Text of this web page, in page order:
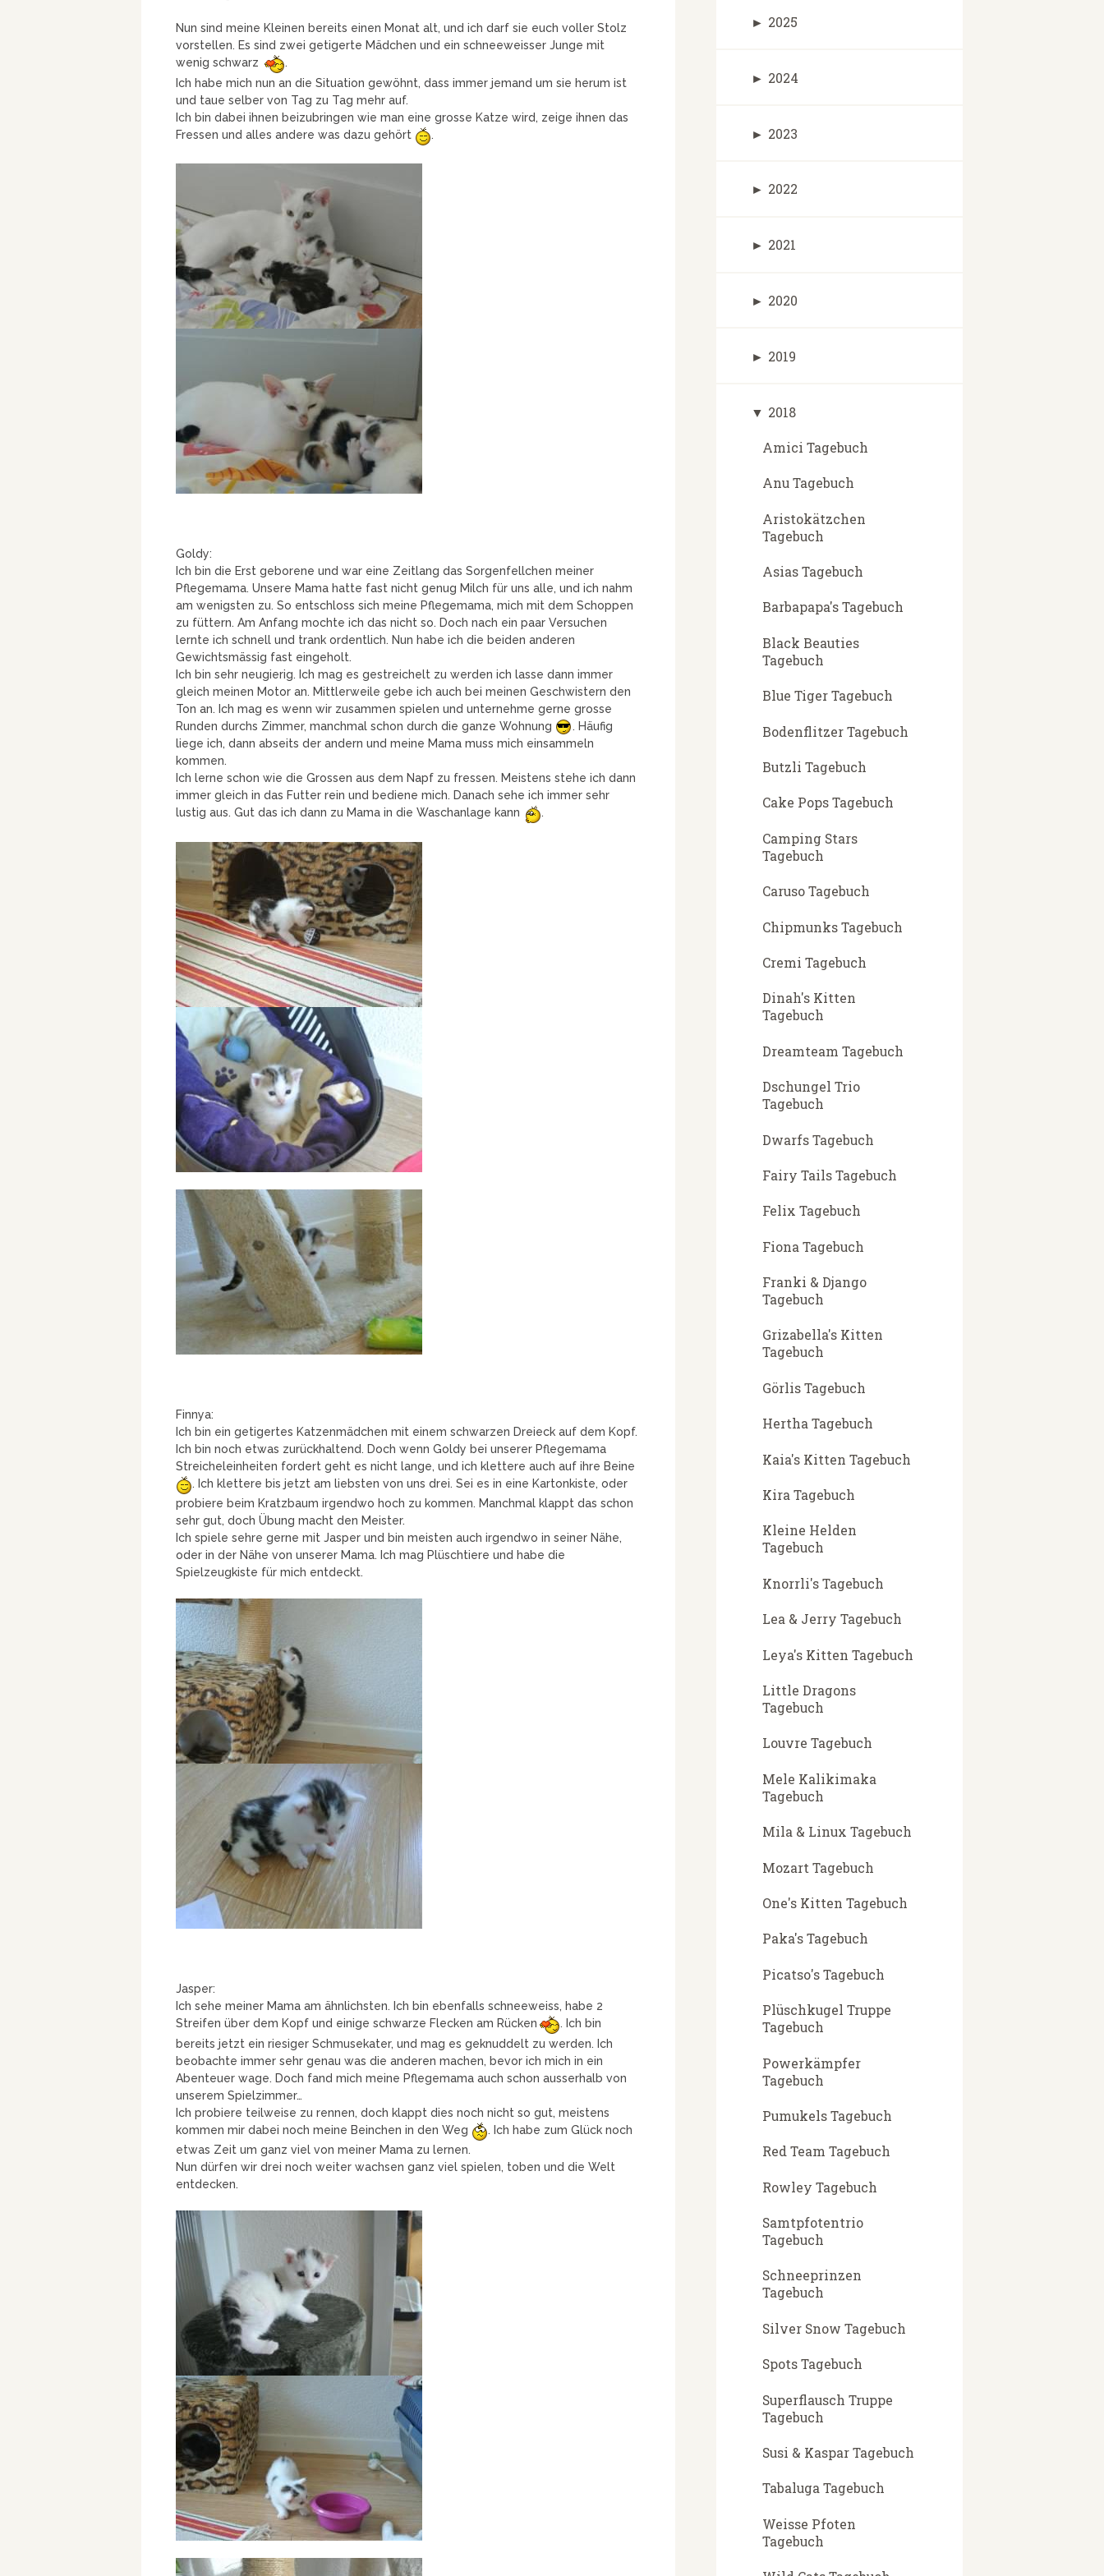
Nun sind meine Kleinen bereits einen Monat alt, und ich darf sie euch voller Stolz
vorstellen. Es sind zwei getigerte Mädchen und ein schneeweisser Junge mit
wenig schwarz
.
Ich habe mich nun an die Situation gewöhnt, dass immer jemand um sie herum ist
und taue selber von Tag zu Tag mehr auf.
Ich bin dabei ihnen beizubringen wie man eine grosse Katze wird, zeige ihnen das
Fressen und alles andere was dazu gehört
.
Goldy:
Ich bin die Erst geborene und war eine Zeitlang das Sorgenfellchen meiner
Pflegemama. Unsere Mama hatte fast nicht genug Milch für uns alle, und ich nahm
am wenigsten zu. So entschloss sich meine Pflegemama, mich mit dem Schoppen
zu füttern. Am Anfang mochte ich das nicht so. Doch nach ein paar Versuchen
lernte ich schnell und trank ordentlich. Nun habe ich die beiden anderen
Gewichtsmässig fast eingeholt.
Ich bin sehr neugierig. Ich mag es gestreichelt zu werden ich lasse dann immer
gleich meinen Motor an. Mittlerweile gebe ich auch bei meinen Geschwistern den
Ton an. Ich mag es wenn wir zusammen spielen und unternehme gerne grosse
Runden durchs Zimmer, manchmal schon durch die ganze Wohnung
. Häufig
liege ich, dann abseits der andern und meine Mama muss mich einsammeln
kommen.
Ich lerne schon wie die Grossen aus dem Napf zu fressen. Meistens stehe ich dann
immer gleich in das Futter rein und bediene mich. Danach sehe ich immer sehr
lustig aus. Gut das ich dann zu Mama in die Waschanlage kann
.
Finnya:
Ich bin ein getigertes Katzenmädchen mit einem schwarzen Dreieck auf dem Kopf.
Ich bin noch etwas zurückhaltend. Doch wenn Goldy bei unserer Pflegemama
Streicheleinheiten fordert geht es nicht lange, und ich klettere auch auf ihre Beine
. Ich klettere bis jetzt am liebsten von uns drei. Sei es in eine Kartonkiste, oder
probiere beim Kratzbaum irgendwo hoch zu kommen. Manchmal klappt das schon
sehr gut, doch Übung macht den Meister.
Ich spiele sehre gerne mit Jasper und bin meisten auch irgendwo in seiner Nähe,
oder in der Nähe von unserer Mama. Ich mag Plüschtiere und habe die
Spielzeugkiste für mich entdeckt.
Jasper:
Ich sehe meiner Mama am ähnlichsten. Ich bin ebenfalls schneeweiss, habe 2
Streifen über dem Kopf und einige schwarze Flecken am Rücken
. Ich bin
bereits jetzt ein riesiger Schmusekater, und mag es geknuddelt zu werden. Ich
beobachte immer sehr genau was die anderen machen, bevor ich mich in ein
Abenteuer wage. Doch fand mich meine Pflegemama auch schon ausserhalb von
unserem Spielzimmer…
Ich probiere teilweise zu rennen, doch klappt dies noch nicht so gut, meistens
kommen mir dabei noch meine Beinchen in den Weg
. Ich habe zum Glück noch
etwas Zeit um ganz viel von meiner Mama zu lernen.
Nun dürfen wir drei noch weiter wachsen ganz viel spielen, toben und die Welt
entdecken.
► 2025
► 2024
► 2023
► 2022
► 2021
► 2020
► 2019
▼ 2018
Amici Tagebuch
Anu Tagebuch
Aristokätzchen
Tagebuch
Asias Tagebuch
Barbapapa's Tagebuch
Black Beauties
Tagebuch
Blue Tiger Tagebuch
Bodenflitzer Tagebuch
Butzli Tagebuch
Cake Pops Tagebuch
Camping Stars
Tagebuch
Caruso Tagebuch
Chipmunks Tagebuch
Cremi Tagebuch
Dinah's Kitten
Tagebuch
Dreamteam Tagebuch
Dschungel Trio
Tagebuch
Dwarfs Tagebuch
Fairy Tails Tagebuch
Felix Tagebuch
Fiona Tagebuch
Franki & Django
Tagebuch
Grizabella's Kitten
Tagebuch
Görlis Tagebuch
Hertha Tagebuch
Kaia's Kitten Tagebuch
Kira Tagebuch
Kleine Helden
Tagebuch
Knorrli's Tagebuch
Lea & Jerry Tagebuch
Leya's Kitten Tagebuch
Little Dragons
Tagebuch
Louvre Tagebuch
Mele Kalikimaka
Tagebuch
Mila & Linux Tagebuch
Mozart Tagebuch
One's Kitten Tagebuch
Paka's Tagebuch
Picatso's Tagebuch
Plüschkugel Truppe
Tagebuch
Powerkämpfer
Tagebuch
Pumukels Tagebuch
Red Team Tagebuch
Rowley Tagebuch
Samtpfotentrio
Tagebuch
Schneeprinzen
Tagebuch
Silver Snow Tagebuch
Spots Tagebuch
Superflausch Truppe
Tagebuch
Susi & Kaspar Tagebuch
Tabaluga Tagebuch
Weisse Pfoten
Tagebuch